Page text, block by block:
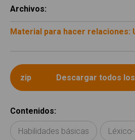
Archivos:
Material para hacer relaciones:
Contenidos:
Habilidades básicas